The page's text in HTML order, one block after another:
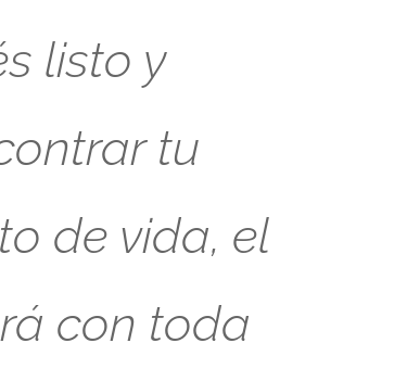
listo y
tu
de vida, el
con toda